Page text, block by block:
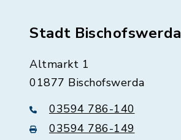
Stadt Bischofswerda
Altmarkt 1
01877 Bischofswerda
03594 786-140
03594 786-149